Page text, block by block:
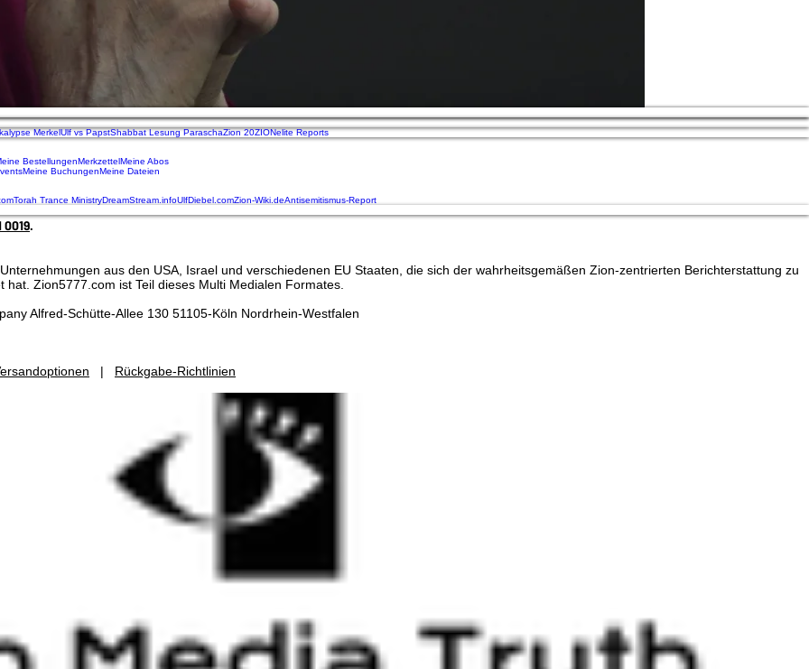
MerkelUlf vs PapstShabbat Lesung ParaschaZion 20ZIONelite Reports
BestellungenMerkzettelMeine Abos
Meine BuchungenMeine Dateien
Torah Trance MinistryDreamStream.infoUlfDiebel.comZion-Wiki.deAntisemitismus-Report
0019‬.
aus den USA, Israel und verschiedenen EU Staaten, die sich der wahrheitsgemäßen Zion-zentrierten Berichterstattung zu
Zion5777.com ist Teil dieses Multi Medialen Formates.
Alfred-Schütte-Allee 130 51105-Köln Nordrhein-Westfalen
| Rückgabe-Richtlinien